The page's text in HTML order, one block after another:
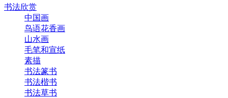
书法欣赏
中国画
鸟语花香画
山水画
毛笔和宣纸
素描
书法篆书
书法楷书
书法草书